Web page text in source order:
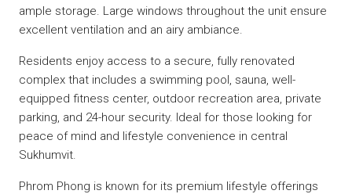
ample storage. Large windows throughout the unit ensure
excellent ventilation and an airy ambiance.
Residents enjoy access to a secure, fully renovated
complex that includes a swimming pool, sauna, well-
equipped fitness center, outdoor recreation area, private
parking, and 24-hour security. Ideal for those looking for
peace of mind and lifestyle convenience in central
Sukhumvit.
Phrom Phong is known for its premium lifestyle offerings